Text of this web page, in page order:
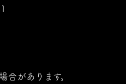
合があります。